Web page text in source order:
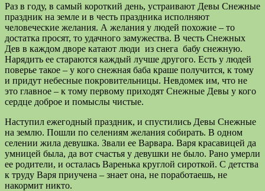
Раз в году, в самый короткий день, устраивают Девы Снежные
праздник на земле и в честь праздника исполняют
человеческие желания. А желания у людей похожие – то
достатка просят, то удачного замужества. В честь Снежных
Дев в каждом дворе катают люди из снега бабу снежную.
Нарядить ее стараются каждый лучше другого. Есть у людей
поверье такое – у кого снежная баба краше получится, к тому
и придут небесные покровительницы. Невдомек им, что не
это главное – к тому первому приходят Снежные Девы у кого
сердце доброе и помыслы чистые.
Наступил ежегодный праздник, и спустились Девы Снежные
на землю. Пошли по селениям желания собирать. В одном
селении жила девушка. Звали ее Варвара. Варя красавицей да
умницей была, да вот счастья у девушки не было. Рано умерли
ее родители, и осталась Варенька круглой сироткой. С детства
к труду Варя приучена – знает она, не поработаешь, не
накормит никто.